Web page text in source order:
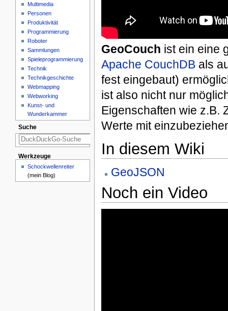
GeoCouch ist ein eine
Apache CouchDBals
fest eingebaut)
ist also nicht nur
Eigenschaften wie z.B.
Werte mit
In diesem Wiki
GeoJSON
Noch ein Video
Multimedia
Personen
Produktivität
Programmierung
Roboter
Sammlungen
Spieleprogrammierung
Technik
Technikgeschichte
Webmapping
Webworking
Kunst- und
Wunderkammer
Suche
Werkzeuge
Schockwellenreiter
(mein Blog)